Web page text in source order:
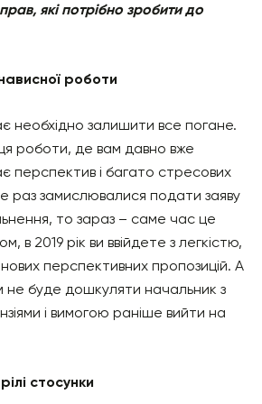
які потрібно зробити до
роботи
необхідно залишити все погане.
роботи, де вам давно вже
перспектив і багато стресових
раз замислювалися подати заяву
то зараз – саме час це
в 2019 рік ви ввійдете з легкістю,
нових перспективних пропозицій. А
не буде дошкуляти начальник з
і вимогою раніше вийти на
стосунки